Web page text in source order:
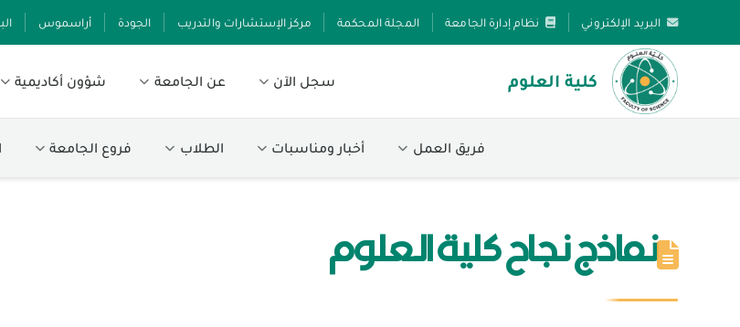
البريد الإلكتروني نظام إدارة الجامعة المجلة المحكمة مركز الإستشارات والتدريب الجودة أراسموس
كلية العلوم سجل الآن عن الجامعة شؤون أكاديمية
فريق العمل أخبار ومناسبات الطلاب فروع الجامعة
نماذج نجاح كلية العلوم